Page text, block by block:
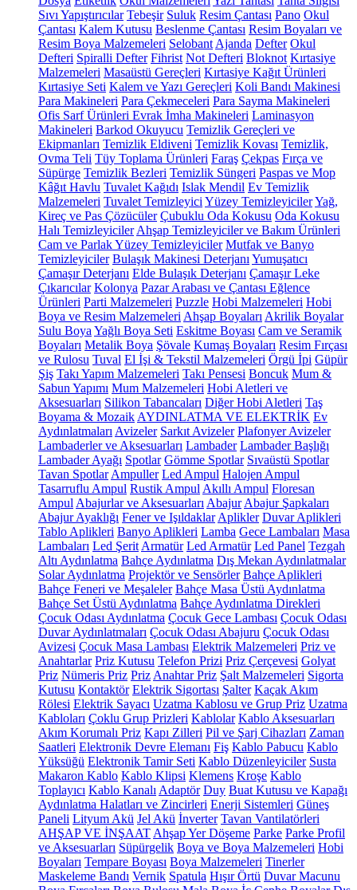
Sıvı Yapıştırıcılar Tebeşir Suluk Resim Çantası Pano Okul
Çantası Kalem Kutusu Beslenme Çantası Resim Boyaları ve
Resim Boya Malzemeleri Selobant Ajanda Defter Okul
Defteri Spiralli Defter Fihrist Not Defteri Bloknot Kırtasiye
Malzemeleri Masaüstü Gereçleri Kırtasiye Kağıt Ürünleri
Kırtasiye Seti Kalem ve Yazı Gereçleri Koli Bandı Makinesi
Para Makineleri Para Çekmeceleri Para Sayma Makineleri
Ofis Sarf Ürünleri Evrak İmha Makineleri Laminasyon
Makineleri Barkod Okuyucu Temizlik Gereçleri ve
Ekipmanları Temizlik Eldiveni Temizlik Kovası Temizlik,
Ovma Teli Tüy Toplama Ürünleri Faraş Çekpas Fırça ve
Süpürge Temizlik Bezleri Temizlik Süngeri Paspas ve Mop
Kâğıt Havlu Tuvalet Kağıdı Islak Mendil Ev Temizlik
Malzemeleri Tuvalet Temizleyici Yüzey TemizleyicilerYağ,
Kireç ve Pas Çözücüler Çubuklu Oda Kokusu Oda Kokusu
Halı Temizleyiciler Ahşap Temizleyiciler ve Bakım Ürünleri
Cam ve Parlak Yüzey Temizleyiciler Mutfak ve Banyo
Temizleyiciler Bulaşık Makinesi Deterjanı Yumuşatıcı
Çamaşır Deterjanı Elde Bulaşık Deterjanı Çamaşır Leke
Çıkarıcılar Kolonya Pazar Arabası ve Çantası Eğlence
Ürünleri Parti Malzemeleri Puzzle Hobi Malzemeleri Hobi
Boya ve Resim Malzemeleri Ahşap Boyaları Akrilik Boyalar
Sulu Boya Yağlı Boya Seti Eskitme Boyası Cam ve Seramik
Boyaları Metalik Boya Şövale Kumaş Boyaları Resim Fırçası
ve Rulosu Tuval El İşi & Tekstil Malzemeleri Örgü İpi Güpür
Şiş Takı Yapım Malzemeleri Takı Pensesi Boncuk Mum &
Sabun Yapımı Mum Malzemeleri Hobi Aletleri ve
Aksesuarları Silikon Tabancaları Diğer Hobi Aletleri Taş
Boyama & Mozaik AYDINLATMA VE ELEKTRİK Ev
Aydınlatmaları Avizeler Sarkıt Avizeler Plafonyer Avizeler
Lambaderler ve Aksesuarları Lambader Lambader Başlığı
Lambader Ayağı Spotlar Gömme Spotlar Sıvaüstü Spotlar
Tavan Spotlar Ampuller Led Ampul Halojen Ampul
Tasarruflu Ampul Rustik Ampul Akıllı Ampul Floresan
Ampul Abajurlar ve Aksesuarları Abajur Abajur Şapkaları
Abajur Ayaklığı Fener ve Işıldaklar Aplikler Duvar Aplikleri
Tablo Aplikleri Banyo Aplikleri Lamba Gece Lambaları Masa
Lambaları Led Şerit Armatür Led Armatür Led Panel Tezgah
Altı Aydınlatma Bahçe Aydınlatma Dış Mekan Aydınlatmalar
Solar Aydınlatma Projektör ve Sensörler Bahçe Aplikleri
Bahçe Feneri ve Meşaleler Bahçe Masa Üstü Aydınlatma
Bahçe Set Üstü Aydınlatma Bahçe Aydınlatma Direkleri
Çocuk Odası Aydınlatma Çocuk Gece Lambası Çocuk Odası
Duvar Aydınlatmaları Çocuk Odası Abajuru Çocuk Odası
Avizesi Çocuk Masa Lambası Elektrik Malzemeleri Priz ve
Anahtarlar Priz Kutusu Telefon Prizi Priz Çerçevesi Golyat
Priz Nümeris Priz Priz Anahtar Priz Şalt Malzemeleri Sigorta
Kutusu Kontaktör Elektrik Sigortası Şalter Kaçak Akım
Rölesi Elektrik Sayacı Uzatma Kablosu ve Grup Priz Uzatma
Kabloları Çoklu Grup Prizleri Kablolar Kablo Aksesuarları
Akım Korumalı Priz Kapı Zilleri Pil ve Şarj Cihazları Zaman
Saatleri Elektronik Devre Elemanı Fiş Kablo Pabucu Kablo
Yüksüğü Elektronik Tamir Seti Kablo Düzenleyiciler Susta
Makaron Kablo Kablo Klipsi Klemens Kroşe Kablo
Toplayıcı Kablo Kanalı Adaptör Duy Buat Kutusu ve Kapağı
Aydınlatma Halatları ve Zincirleri Enerji Sistemleri Güneş
Paneli Lityum Akü Jel Akü İnverter Tavan Vantilatörleri
AHŞAP VE İNŞAAT Ahşap Yer Döşeme Parke Parke Profil
ve Aksesuarları Süpürgelik Boya ve Boya Malzemeleri Hobi
Boyaları Tempare Boyası Boya Malzemeleri Tinerler
Maskeleme Bandı Vernik Spatula Hışır Örtü Duvar Macunu